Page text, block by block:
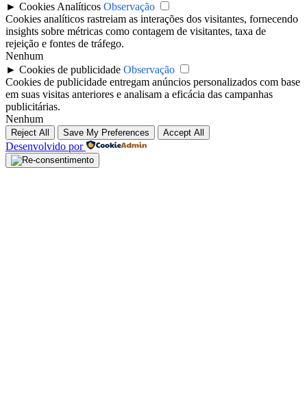
► Cookies Analíticos Observação
Cookies analíticos rastreiam as interações dos visitantes, fornecendo
insights sobre métricas como contagem de visitantes, taxa de
rejeição e fontes de tráfego.
Nenhum
► Cookies de publicidade Observação
Cookies de publicidade entregam anúncios personalizados com base
em suas visitas anteriores e analisam a eficácia das campanhas
publicitárias.
Nenhum
Reject All Save My Preferences Accept All
Desenvolvido por